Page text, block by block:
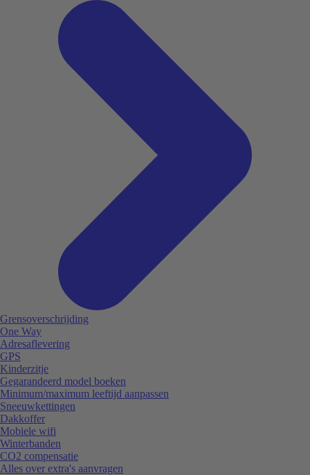
Grensoverschrijding
One Way
Adresaflevering
GPS
Kinderzitje
Gegarandeerd model boeken
Minimum/maximum leeftijd aanpassen
Sneeuwkettingen
Dakkoffer
Mobiele wifi
Winterbanden
CO2 compensatie
Alles over extra's aanvragen